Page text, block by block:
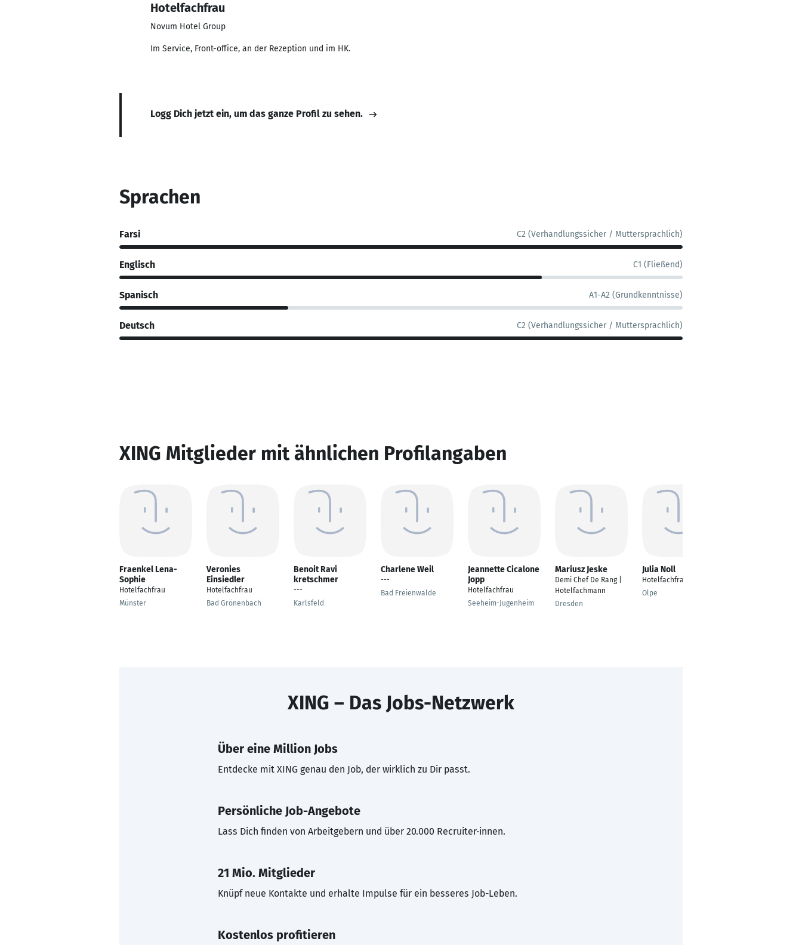
Hotelfachfrau
Novum Hotel Group
Im Service, Front-office, an der Rezeption und im HK.
Logg Dich jetzt ein, um das ganze Profil zu sehen.
Sprachen
Farsi C2 (Verhandlungssicher / Muttersprachlich)
Englisch C1 (Fließend)
Spanisch A1-A2 (Grundkenntnisse)
Deutsch C2 (Verhandlungssicher / Muttersprachlich)
XING Mitglieder mit ähnlichen Profilangaben
Fraenkel Lena-
Sophie
Hotelfachfrau
Münster
Veronies
Einsiedler
Hotelfachfrau
Bad Grönenbach
Benoit Ravi
kretschmer
---
Karlsfeld
Charlene Weil
---
Bad Freienwalde
Jeannette Cicalone
Jopp
Hotelfachfrau
Seeheim-Jugenheim
Mariusz Jeske
Demi Chef De Rang |
Hotelfachmann
Dresden
Julia Noll
Hotelfachfrau
Olpe
XING – Das Jobs-Netzwerk
Über eine Million Jobs
Entdecke mit XING genau den Job, der wirklich zu Dir passt.
Persönliche Job-Angebote
Lass Dich finden von Arbeitgebern und über 20.000 Recruiter·innen.
21 Mio. Mitglieder
Knüpf neue Kontakte und erhalte Impulse für ein besseres Job-Leben.
Kostenlos profitieren